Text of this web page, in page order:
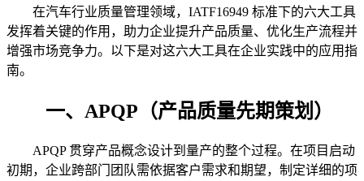
在汽车行业质量管理领域，IATF16949 标准下的六大工具
发挥着关键的作用，助力企业提升产品质量、优化生产流程并
增强市场竞争力。以下是对这六大工具在企业实践中的应用指
南。
一、APQP（产品质量先期策划）
APQP 贯穿产品概念设计到量产的整个过程。在项目启动
初期，企业跨部门团队需依据客户需求和期望，制定详细的项